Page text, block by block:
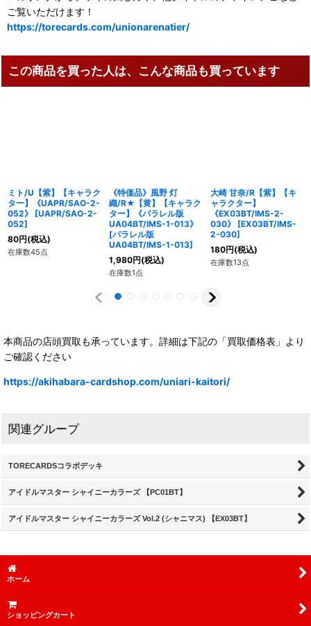
ご覧いただけます！
https://torecards.com/unionarenatier/
この商品を買った人は、こんな商品も買っています
ミト/U【紫】【キャラク
ター】《UAPR/SAO-2-
052》
[UAPR/SAO-2-
052]
80円(税込)
在庫数45点
《特価品》風野 灯
織/R★【黄】【キャラク
ター】《パラレル版
UA04BT/IMS-1-013》
[パラレル版
UA04BT/IMS-1-013]
1,980円(税込)
在庫数1点
大崎 甘奈/R【紫】【キ
ャラクター】
《EX03BT/IMS-2-
030》
[EX03BT/IMS-
2-030]
180円(税込)
在庫数13点
本商品の店頭買取も承っています。詳細は下記の「買取価格表」より
ご確認ください
https://akihabara-cardshop.com/uniari-kaitori/
関連グループ
TORECARDSコラボデッキ
アイドルマスター シャイニーカラーズ 【PC01BT】
アイドルマスター シャイニーカラーズ Vol.2 (シャニマス) 【EX03BT】
ホーム
ショッピングカート